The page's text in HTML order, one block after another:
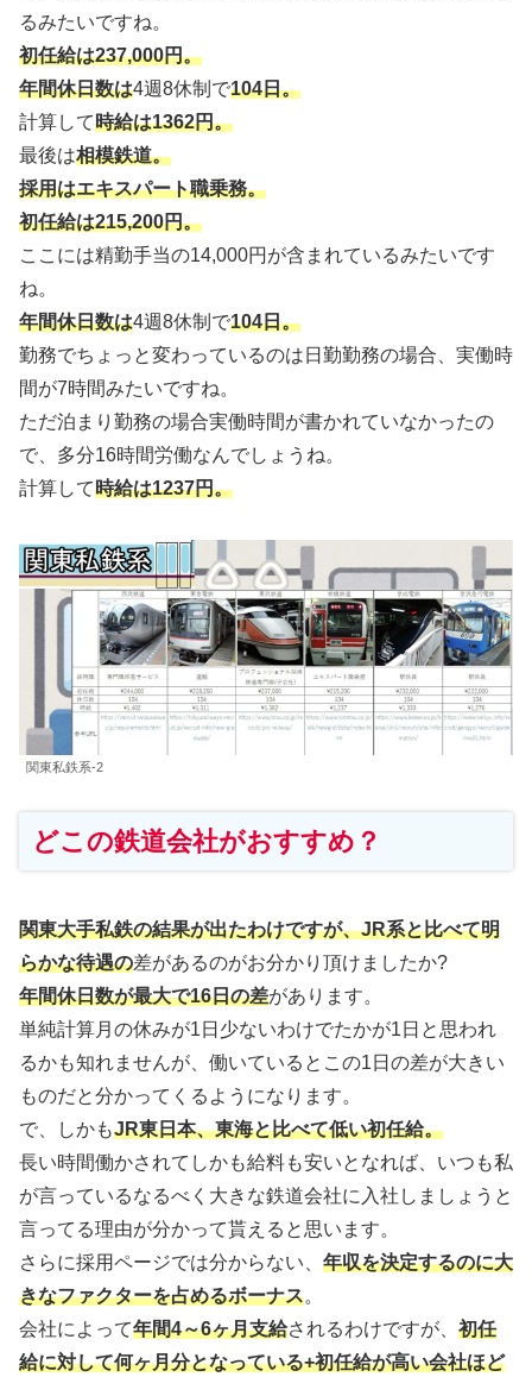
るみたいですね。
初任給は237,000円。
年間休日数は4週8休制で104日。
計算して時給は1362円。
最後は相模鉄道。
採用はエキスパート職乗務。
初任給は215,200円。
ここには精勤手当の14,000円が含まれているみたいです
ね。
年間休日数は4週8休制で104日。
勤務でちょっと変わっているのは日勤勤務の場合、実働時
間が7時間みたいですね。
ただ泊まり勤務の場合実働時間が書かれていなかったの
で、多分16時間労働なんでしょうね。
計算して時給は1237円。
関東私鉄系-2
どこの鉄道会社がおすすめ？
関東大手私鉄の結果が出たわけですが、JR系と比べて明
らかな待遇の差があるのがお分かり頂けましたか?
年間休日数が最大で16日の差があります。
単純計算月の休みが1日少ないわけでたかが1日と思われ
るかも知れませんが、働いているとこの1日の差が大きい
ものだと分かってくるようになります。
で、しかもJR東日本、東海と比べて低い初任給。
長い時間働かされてしかも給料も安いとなれば、いつも私
が言っているなるべく大きな鉄道会社に入社しましょうと
言ってる理由が分かって貰えると思います。
さらに採用ページでは分からない、 年収を決定するのに大
きなファクターを占めるボーナス。
会社によって年間4～6ヶ月支給されるわけですが、 初任
給に対して何ヶ月分となっている+初任給が高い会社ほど